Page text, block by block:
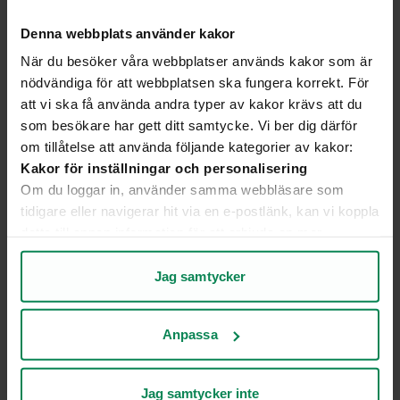
Denna webbplats använder kakor
När du besöker våra webbplatser används kakor som är
nödvändiga för att webbplatsen ska fungera korrekt. För
att vi ska få använda andra typer av kakor krävs att du
som besökare har gett ditt samtycke. Vi ber dig därför
om tillåtelse att använda följande kategorier av kakor:
Kakor för inställningar och personalisering
Om du loggar in, använder samma webbläsare som
tidigare eller navigerar hit via en e-postlänk, kan vi koppla
personlig upplevelse på webbplatsen och i vår
Kakor för statistik och analys av användarbeteende
insikter om vad som fungerar bra och vad som kan
förbättras.
Jag samtycker
Anpassa
Jag samtycker inte
Se över uppvärmningen i
fritidshus​et
Exempel: Elanvändning och
effektavgift
Hur förändrad elanvändning
kan påverka effektavgiften
Hur förändrad elbilsladdning
kan påverka effektavgiften